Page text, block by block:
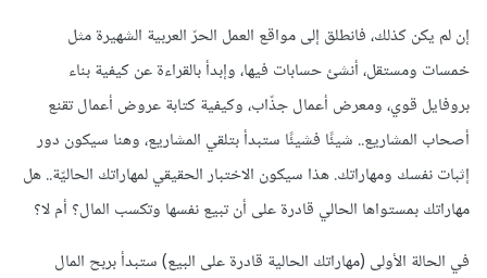
إن لم يكن كذلك، فانطلق إلى مواقع العمل الحرّ العربية الشهيرة مثل
خمسات ومستقل، أنشئ حسابات فيها، وإبدأ بالقراءة عن كيفية بناء
بروفايل قوي، ومعرض أعمال جذّاب، وكيفية كتابة عروض أعمال تقنع
أصحاب المشاريع.. شيئًا فشيئًا ستبدأ بتلقي المشاريع، وهنا سيكون دور
إثبات نفسك ومهاراتك. هذا سيكون الاختبار الحقيقي لمهاراتك الحاليّة.. هل
مهاراتك بمستواها الحالي قادرة على أن تبيع نفسها وتكسب المال؟ أم لا؟
في الحالة الأولى (مهاراتك الحالية قادرة على البيع) ستبدأ بربح المال